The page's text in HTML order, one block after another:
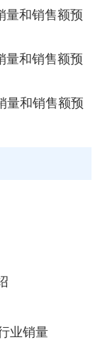
量和销售额预
量和销售额预
量和销售额预
业销量